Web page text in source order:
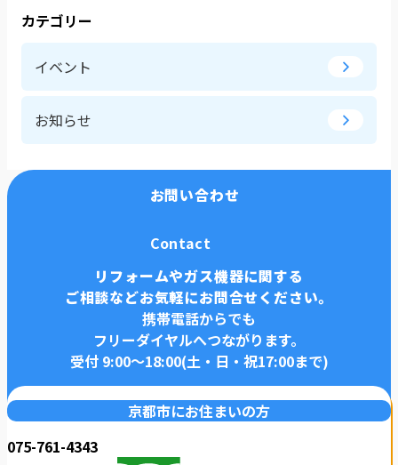
カテゴリー
イベント
お知らせ
お問い合わせ
Contact
リフォームやガス機器に関する
ご相談などお気軽にお問合せください。
携帯電話からでも
フリーダイヤルへつながります。
受付 9:00〜18:00(土・日・祝17:00まで)
京都市にお住まいの方
075-761-4343